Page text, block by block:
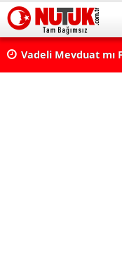
Vadeli Mevduat mı